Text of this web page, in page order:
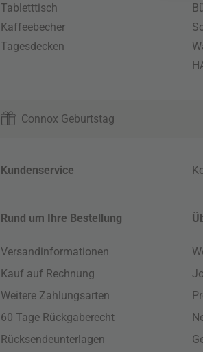
Tabletttisch
Kaffeebecher
Tagesdecken
Connox Geburtstag
Kundenservice
Rund um Ihre Bestellung
Versandinformationen
Kauf auf Rechnung
Weitere Zahlungsarten
60 Tage Rückgaberecht
Rücksendeunterlagen